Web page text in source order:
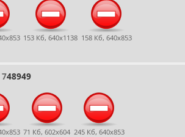
153 Кб, 640x1138 158 Кб, 640x853
748949
71 Кб, 602x604 245 Кб, 640x853